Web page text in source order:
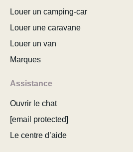
Louer un camping-car
Louer une caravane
Louer un van
Marques
Assistance
Ouvrir le chat
[email protected]
Le centre d’aide